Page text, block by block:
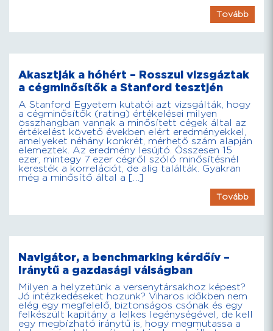
Tovább
Akasztják a hóhért – Rosszul vizsgáztak
a cégminősítők a Stanford tesztjén
A Stanford Egyetem kutatói azt vizsgálták, hogy
a cégminősítők (rating) értékelései milyen
összhangban vannak a minősített cégek által az
értékelést követő években elért eredményekkel,
amelyeket néhány konkrét, mérhető szám alapján
elemeztek. Az eredmény lesújtó. Összesen 15
ezer, mintegy 7 ezer cégről szóló minősítésnél
keresték a korrelációt, de alig találták. Gyakran
még a minősítő által a […]
Tovább
Navigátor, a benchmarking kérdőív –
Iránytű a gazdasági válságban
Milyen a helyzetünk a versenytársakhoz képest?
Jó intézkedéseket hozunk? Viharos időkben nem
elég egy megfelelő, biztonságos csónak és egy
felkészült kapitány a lelkes legénységével, de kell
egy megbízható iránytű is, hogy megmutassa a